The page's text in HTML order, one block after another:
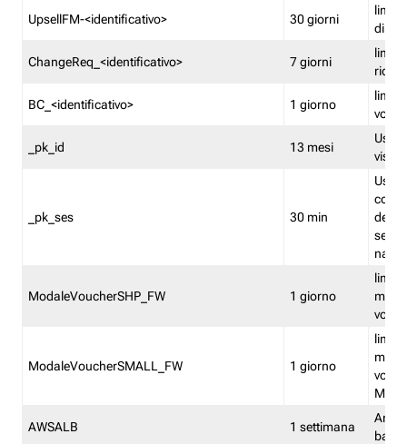
UpsellFM-<identificativo> 30 giorni
limita
di
ChangeReq_<identificativo> 7 giorni
limita
BC_<identificativo> 1 giorno
limita
_pk_id 13 mesi
_pk_ses 30 min
ModaleVoucherSHP_FW 1 giorno
ModaleVoucherSMALL_FW 1 giorno
AWSALB 1 settimana